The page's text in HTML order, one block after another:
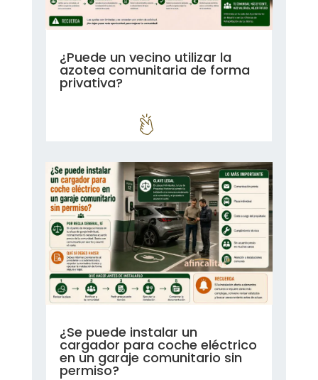
¿Puede un vecino utilizar la
azotea comunitaria de forma
privativa?
¿Se puede instalar un
cargador para coche eléctrico
en un garaje comunitario sin
permiso?